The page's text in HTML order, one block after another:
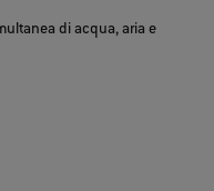
di acqua, aria e